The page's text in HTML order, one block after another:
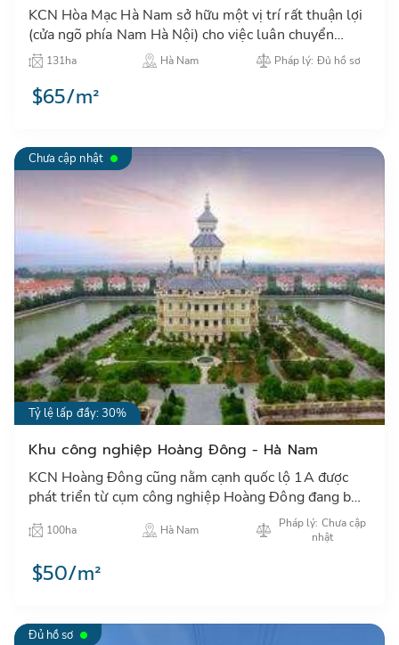
KCN Hòa Mạc Hà Nam sở hữu một vị trí rất thuận lợi
(cửa ngõ phía Nam Hà Nội) cho việc luân chuyển
hàng hoá giữa các vùng trong cả nước, cũng như Xuất
– Nhập khẩ…
131ha Hà Nam Pháp lý: Đủ hồ sơ
$65/m²
Chưa cập nhật
Tỷ lệ lấp đầy: 30%
Khu công nghiệp Hoàng Đông - Hà Nam
KCN Hoàng Đông cũng nằm cạnh quốc lộ 1A được
phát triển từ cụm công nghiệp Hoàng Đông đang bắt
đầu thu hút các nhà đàu tư hạ tầng, sản xuất tại Hà
Nam…
100ha Hà Nam
Pháp lý: Chưa cập
nhật
$50/m²
Đủ hồ sơ